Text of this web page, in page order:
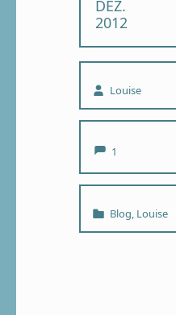
DEZ.
2012
Written by:
Louise
1
Categorized in:
Blog, Louise